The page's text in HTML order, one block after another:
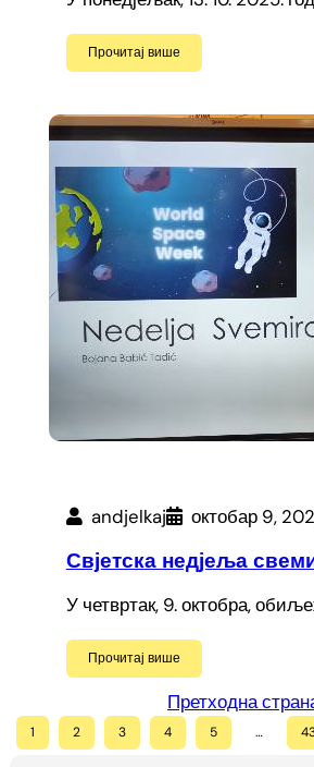
Прочитај више
andjelkaj октобар 9,
Свјетска недјеља
У четвртак, 9. октобра,
Прочитај више
Претходна
1 2 3 4 5 …